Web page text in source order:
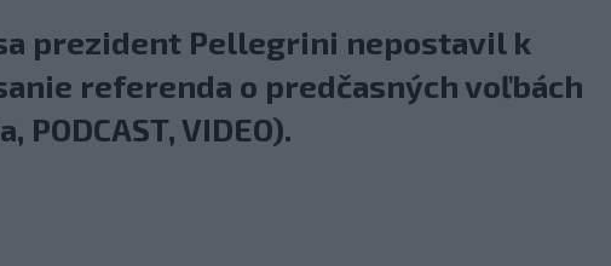
prezident Pellegrini nepostavil k
referenda o predčasných voľbách
VIDEO).